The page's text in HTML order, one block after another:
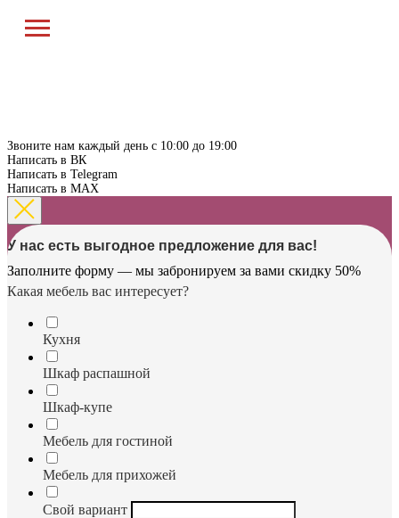
Звоните нам каждый день с 10:00 до 19:00
Написать в ВК
Написать в Telegram
Написать в MAX
У нас есть выгодное предложение для вас!
Заполните форму — мы забронируем за вами скидку 50%
Какая мебель вас интересует?
Кухня
Шкаф распашной
Шкаф-купе
Мебель для гостиной
Мебель для прихожей
Свой вариант